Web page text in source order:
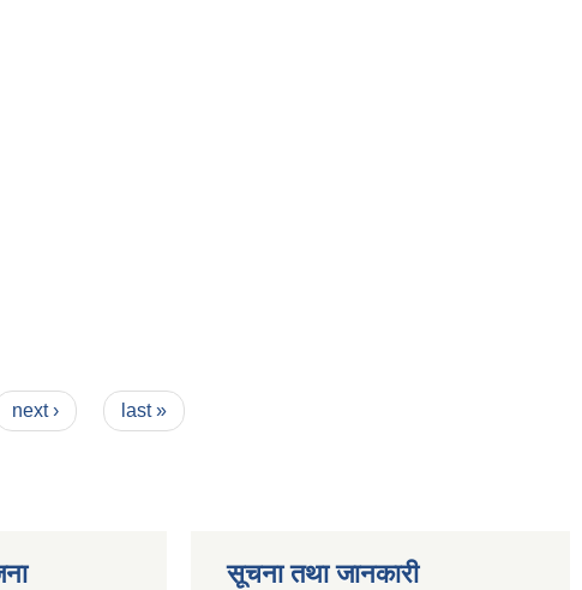
next › last »
सूचना तथा जानकारी